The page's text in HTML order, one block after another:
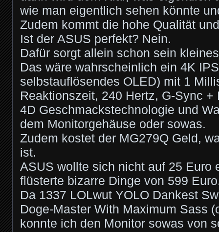
wie man eigentlich sehen könnte
Zudem kommt die hohe Qualität
Ist der ASUS perfekt? Nein.
Dafür sorgt allein schon sein
Das wäre wahrscheinlich ein 4K
selbstauflösendes OLED) mit 1
Reaktionszeit, 240 Hertz, G-Sync +
4D Geschmackstechnologie und
dem Monitorgehäuse oder sowas.
Zudem kostet der MG279Q Geld,
ist.
ASUS wollte sich nicht auf 25 Euro
flüsterte bizarre Dinge von 599
Da 1337 LOLwut YOLO Dankest
Doge-Master With Maximum Sass
konnte ich den Monitor sowas von